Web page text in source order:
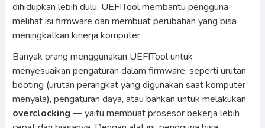
dihidupkan lebih dulu. UEFITool membantu pengguna
melihat isi firmware dan membuat perubahan yang bisa
meningkatkan kinerja komputer.
Banyak orang menggunakan UEFITool untuk
menyesuaikan pengaturan dalam firmware, seperti urutan
booting (urutan perangkat yang digunakan saat komputer
menyala), pengaturan daya, atau bahkan untuk melakukan
overclocking — yaitu membuat prosesor bekerja lebih